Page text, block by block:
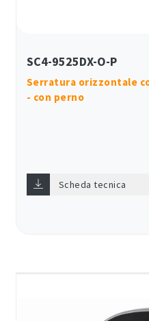
SC4-9525DX-O-P
Serratura orizzontale
- con perno
Scheda tecnica